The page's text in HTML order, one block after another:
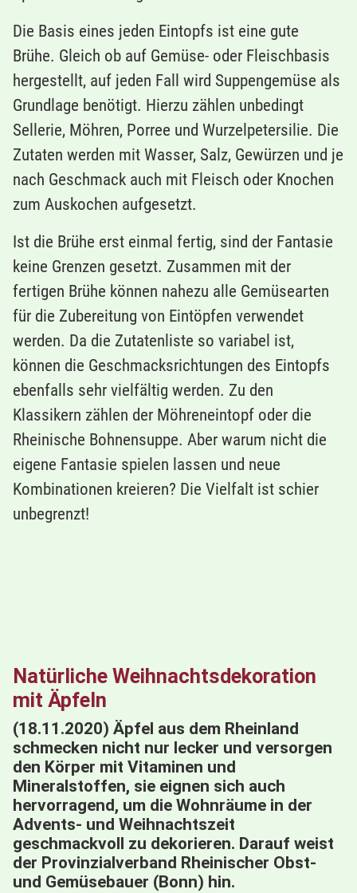
Die Basis eines jeden Eintopfs ist eine gute
Brühe. Gleich ob auf Gemüse- oder Fleischbasis
hergestellt, auf jeden Fall wird Suppengemüse als
Grundlage benötigt. Hierzu zählen unbedingt
Sellerie, Möhren, Porree und Wurzelpetersilie. Die
Zutaten werden mit Wasser, Salz, Gewürzen und je
nach Geschmack auch mit Fleisch oder Knochen
zum Auskochen aufgesetzt.
Ist die Brühe erst einmal fertig, sind der Fantasie
keine Grenzen gesetzt. Zusammen mit der
fertigen Brühe können nahezu alle Gemüsearten
für die Zubereitung von Eintöpfen verwendet
werden. Da die Zutatenliste so variabel ist,
können die Geschmacksrichtungen des Eintopfs
ebenfalls sehr vielfältig werden. Zu den
Klassikern zählen der Möhreneintopf oder die
Rheinische Bohnensuppe. Aber warum nicht die
eigene Fantasie spielen lassen und neue
Kombinationen kreieren? Die Vielfalt ist schier
unbegrenzt!
Natürliche Weihnachtsdekoration
mit Äpfeln
(18.11.2020) Äpfel aus dem Rheinland
schmecken nicht nur lecker und versorgen
den Körper mit Vitaminen und
Mineralstoffen, sie eignen sich auch
hervorragend, um die Wohnräume in der
Advents- und Weihnachtszeit
geschmackvoll zu dekorieren. Darauf weist
der Provinzialverband Rheinischer Obst-
und Gemüsebauer (Bonn) hin.